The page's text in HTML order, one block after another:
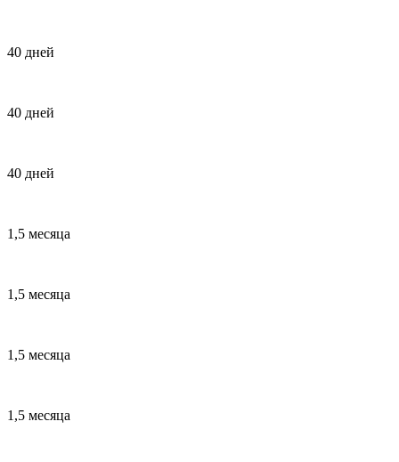
40 дней
40 дней
40 дней
1,5 месяца
1,5 месяца
1,5 месяца
1,5 месяца